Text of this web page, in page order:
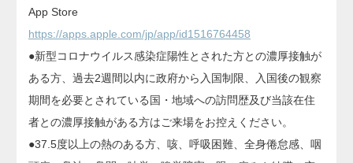
App Store
https://apps.apple.com/jp/app/id1516764458
●新型コロナウイルス感染症陽性とされた方との濃厚接触が
ある方、過去2週間以内に政府から入国制限、入国後の観察
期間を必要とされている国・地域への訪問歴及び当該在住
者との濃厚接触がある方はご来場をお控えください。
●37.5度以上の熱のある方、咳、呼吸困難、全身倦怠感、咽